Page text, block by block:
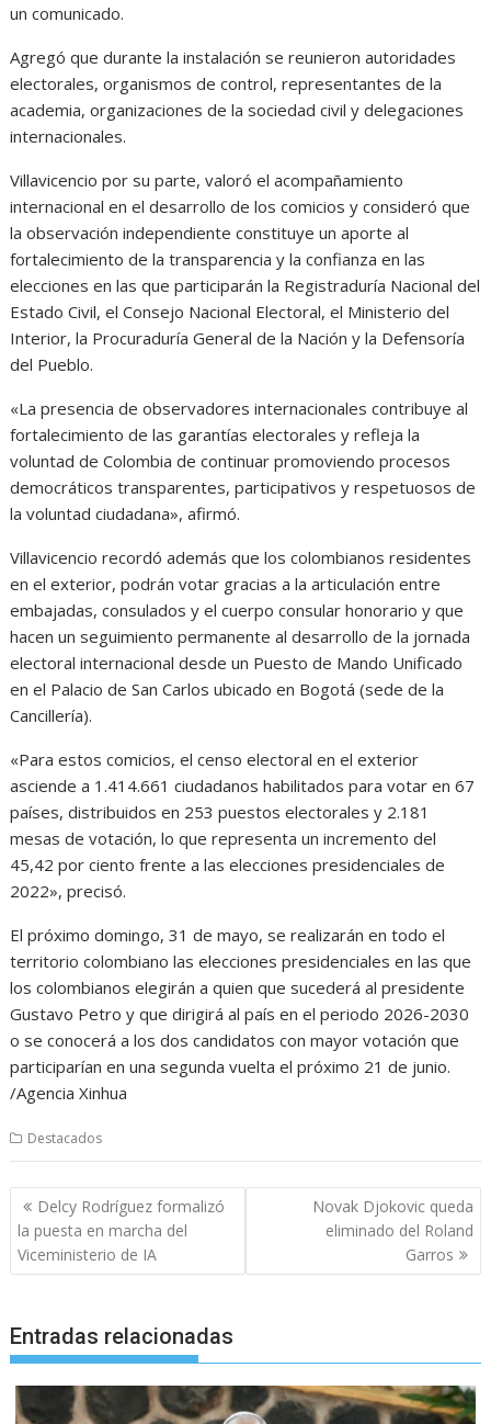
un comunicado.
Agregó que durante la instalación se reunieron autoridades
electorales, organismos de control, representantes de la
academia, organizaciones de la sociedad civil y delegaciones
internacionales.
Villavicencio por su parte, valoró el acompañamiento
internacional en el desarrollo de los comicios y consideró que
la observación independiente constituye un aporte al
fortalecimiento de la transparencia y la confianza en las
elecciones en las que participarán la Registraduría Nacional del
Estado Civil, el Consejo Nacional Electoral, el Ministerio del
Interior, la Procuraduría General de la Nación y la Defensoría
del Pueblo.
«La presencia de observadores internacionales contribuye al
fortalecimiento de las garantías electorales y refleja la
voluntad de Colombia de continuar promoviendo procesos
democráticos transparentes, participativos y respetuosos de
la voluntad ciudadana», afirmó.
Villavicencio recordó además que los colombianos residentes
en el exterior, podrán votar gracias a la articulación entre
embajadas, consulados y el cuerpo consular honorario y que
hacen un seguimiento permanente al desarrollo de la jornada
electoral internacional desde un Puesto de Mando Unificado
en el Palacio de San Carlos ubicado en Bogotá (sede de la
Cancillería).
«Para estos comicios, el censo electoral en el exterior
asciende a 1.414.661 ciudadanos habilitados para votar en 67
países, distribuidos en 253 puestos electorales y 2.181
mesas de votación, lo que representa un incremento del
45,42 por ciento frente a las elecciones presidenciales de
2022», precisó.
El próximo domingo, 31 de mayo, se realizarán en todo el
territorio colombiano las elecciones presidenciales en las que
los colombianos elegirán a quien que sucederá al presidente
Gustavo Petro y que dirigirá al país en el periodo 2026-2030
o se conocerá a los dos candidatos con mayor votación que
participarían en una segunda vuelta el próximo 21 de junio.
/Agencia Xinhua
Destacados
Navegación
de
entradas
Delcy Rodríguez formalizó
la puesta en marcha del
Viceministerio de IA
Novak Djokovic queda
eliminado del Roland
Garros
Entradas relacionadas